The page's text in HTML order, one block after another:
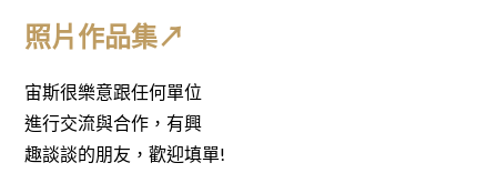
照片作品集↗
宙斯很樂意跟任何單位
進行交流與合作，有興
趣談談的朋友，歡迎填單!